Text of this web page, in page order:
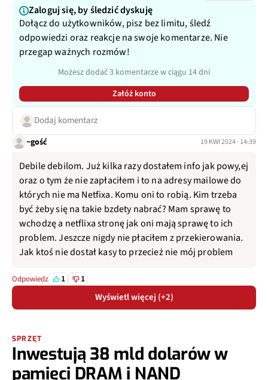
Zaloguj się, by śledzić dyskuję
Dołącz do użytkowników, pisz bez limitu, śledź
odpowiedzi oraz reakcje na swoje komentarze. Nie
przegap ważnych rozmów!
Możesz dodać 3 komentarze w ciągu 14 dni
Załóż konto
Dodaj komentarz
~gość 19 KWI 2024 · 14:39
Debile debilom. Już kilka razy dostałem info jak powy,ej
oraz o tym że nie zapłaciłem i to na adresy mailowe do
których nie ma Netfixa. Komu oni to robią. Kim trzeba
być żeby się na takie bzdety nabrać? Mam sprawę to
wchodzę a netflixa stronę jak oni mają sprawę to ich
problem. Jeszcze nigdy nie płaciłem z przekierowania.
Jak ktoś nie dostał kasy to przecież nie mój problem
Odpowiedz 1 1
Wyświetl więcej (+2)
SPRZĘT
Inwestują 38 mld dolarów w
pamięci DRAM i NAND